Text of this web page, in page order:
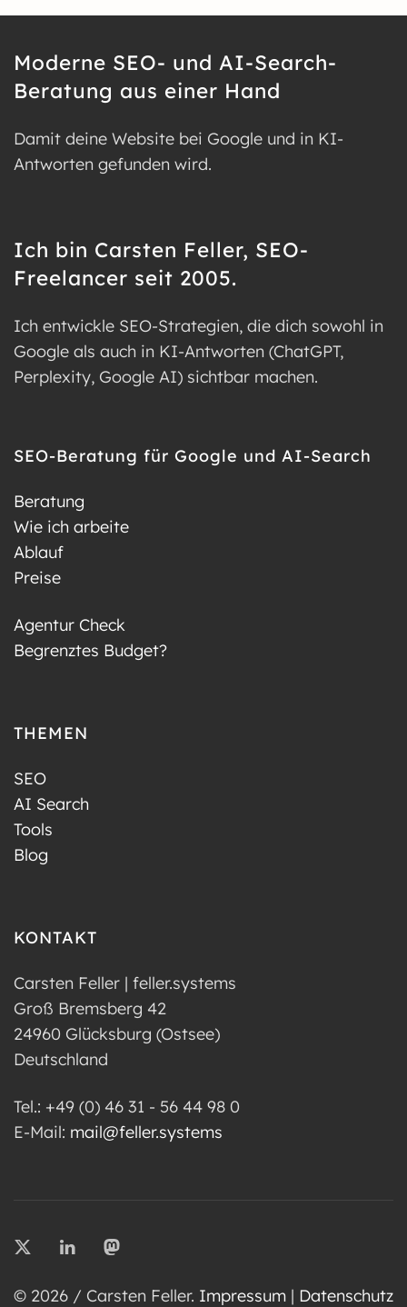
Moderne SEO- und AI-Search-
Beratung aus einer Hand
Damit deine Website bei Google und in KI-
Antworten gefunden wird.
Ich bin Carsten Feller, SEO-
Freelancer seit 2005.
Ich entwickle SEO-Strategien, die dich sowohl in
Google als auch in KI-Antworten (ChatGPT,
Perplexity, Google AI) sichtbar machen.
SEO-Beratung für Google und AI-Search
Beratung
Wie ich arbeite
Ablauf
Preise
Agentur Check
Begrenztes Budget?
THEMEN
SEO
AI Search
Tools
Blog
KONTAKT
Carsten Feller | feller.systems
Groß Bremsberg 42
24960 Glücksburg (Ostsee)
Deutschland
Tel.: +49 (0) 46 31 - 56 44 98 0
E-Mail: mail@feller.systems
© 2026 / Carsten Feller. Impressum | Datenschutz